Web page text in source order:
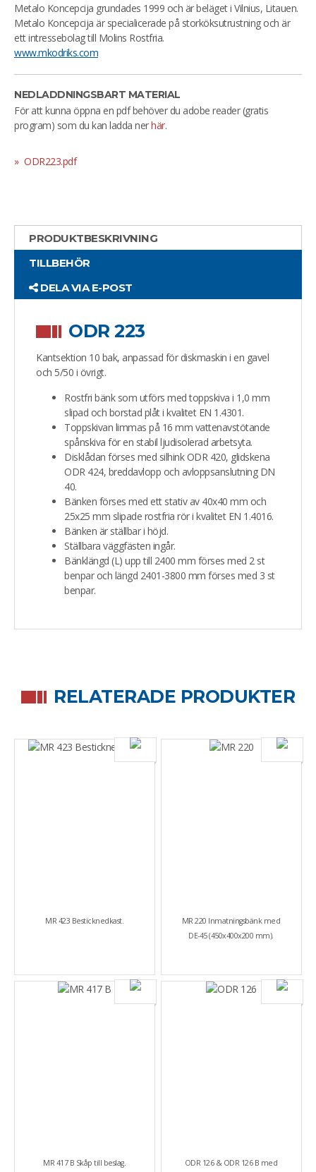
Metalo Koncepcija grundades 1999 och är beläget i Vilnius, Litauen.
Metalo Koncepcija är specialicerade på storköksutrustning och är
ett intressebolag till Molins Rostfria.
www.mkodriks.com
NEDLADDNINGSBART MATERIAL
För att kunna öppna en pdf behöver du adobe reader (gratis
program) som du kan ladda nerhär.
ODR223.pdf
PRODUKTBESKRIVNING
TILLBEHÖR
DELA VIA E-POST
ODR 223
Kantsektion 10 bak, anpassad för diskmaskin i en gavel
och 5/50 i övrigt.
Rostfri bänk som utförs med toppskiva i 1,0 mm
slipad och borstad plåt i kvalitet EN 1.4301.
Toppskivan limmas på 16 mm vattenavstötande
spånskiva för en stabil ljudisolerad arbetsyta.
Disklådan förses med silhink ODR 420, glidskena
ODR 424, breddavlopp och avloppsanslutning DN
40.
Bänken förses med ett stativ av 40x40 mm och
25x25 mm slipade rostfria rör i kvalitet EN 1.4016.
Bänken är ställbar i höjd.
Ställbara väggfästen ingår.
Bänklängd (L) upp till 2400 mm förses med 2 st
benpar och längd 2401-3800 mm förses med 3 st
benpar.
RELATERADE PRODUKTER
MR 423 Besticknedkast.
MR 220 Inmatningsbänk med
DE-45 (450x400x200 mm).
MR 417 B Skåp till beslag.
ODR 126 & ODR 126 B med